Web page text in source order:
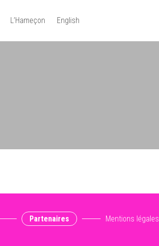
L’Hameçon English
Partenaires Mentions légales